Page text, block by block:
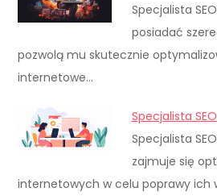
Specjalista
posiadać
pozwolą mu skutecznie
internetowe…
Specjalista
Specjalista
zajmuje się
internetowych w celu poprawy ich